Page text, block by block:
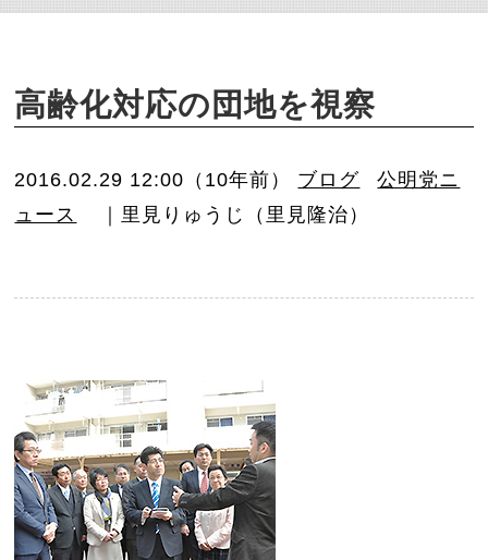
高齢化対応の団地を視察
2016.02.29 12:00（10年前） ブログ
公明党ニ
ュース
｜里見りゅうじ（里見隆治）